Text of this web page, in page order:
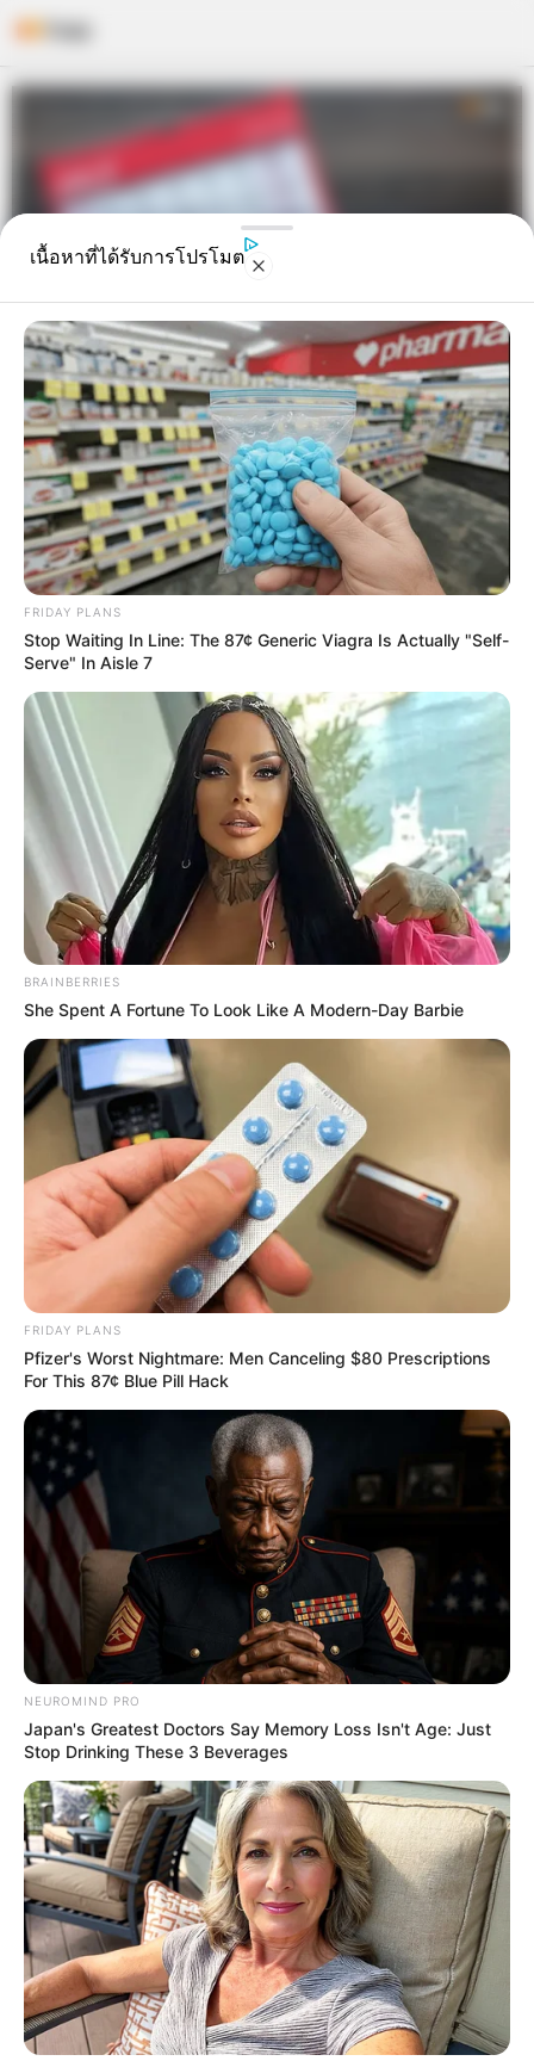
Skip
content
ฤกษ์ดี เดือนกรกฎาคม 2562 จดเอา
ไว้ เพราะนี่คือวันดี และ เวลาดี ที่
คู่ควรกับคุณ
เจ้าหมอดู
แชร์
ฤกษ์ดี กรกฎาคม 2562
ฤกษ์ออกรถ เดือนกรกฎาคม 2562
– วันอังคารที่ 2 กรกฎาคม 2562
เวลา 08.09 – 08.29 น.
– วันพฤหัสบดีที่ 4 กรกฎาคม 2562
เวลา 09.29 – 09.59 น.
– วันศุกร์ที่ 5 กรกฎาคม 2562
เวลา 12.59 -12.49 น.
– วันพุธที่ 10 กรกฎาคม 2562
เวลา 10.49 -10.59 น.
– วันศุกร์ที่ 12 กรกฎาคม 2562
เวลา 11.29 -11.59 น.
– วันศุกร์ที่ 26 กรกฎาคม 2562
เวลา 06.49 – 06.59 น.
เนื้อหาที่ได้รับการโปรโมต
FRIDAY PLANS
Stop Waiting In Line: The 87¢ Generic Viagra Is Actually "Self-
Serve" In Aisle 7
BRAINBERRIES
She Spent A Fortune To Look Like A Modern-Day Barbie
FRIDAY PLANS
Pfizer's Worst Nightmare: Men Canceling $80 Prescriptions
For This 87¢ Blue Pill Hack
NEUROMIND PRO
Japan's Greatest Doctors Say Memory Loss Isn't Age: Just
Stop Drinking These 3 Beverages